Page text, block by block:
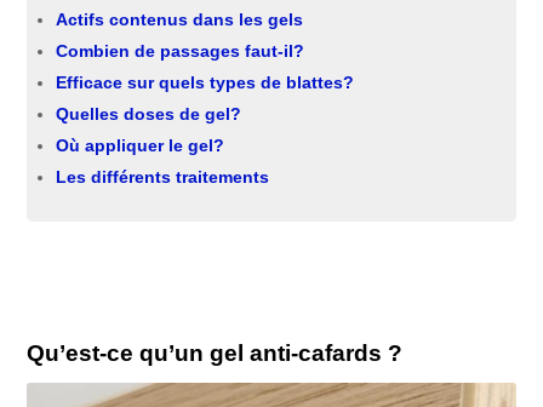
Actifs contenus dans les gels
Combien de passages faut-il?
Efficace sur quels types de blattes?
Quelles doses de gel?
Où appliquer le gel?
Les différents traitements
Qu’est-ce qu’un gel anti-cafards ?